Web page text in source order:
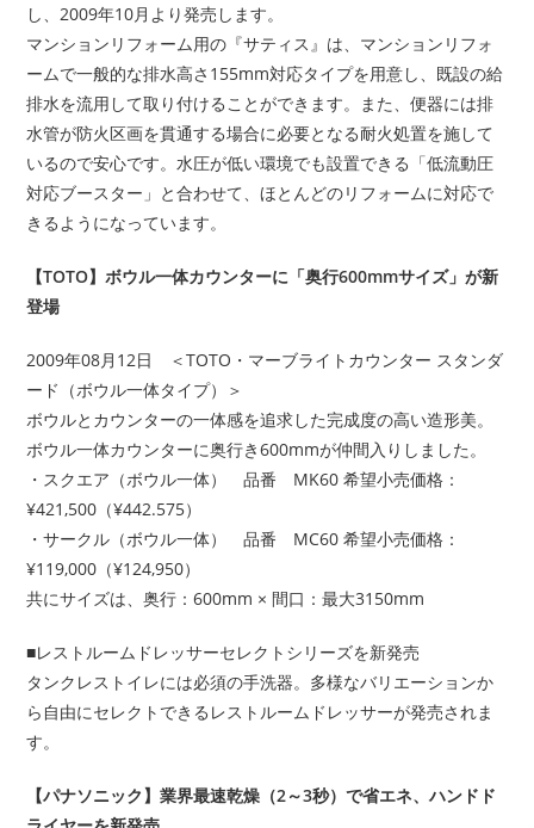
し、2009年10月より発売します。
マンションリフォーム用の『サティス』は、マンションリフォ
ームで一般的な排水高さ155mm対応タイプを用意し、既設の給
排水を流用して取り付けることができます。また、便器には排
水管が防火区画を貫通する場合に必要となる耐火処置を施して
いるので安心です。水圧が低い環境でも設置できる「低流動圧
対応ブースター」と合わせて、ほとんどのリフォームに対応で
きるようになっています。
【TOTO】ボウル一体カウンターに「奥行600mmサイズ」が新
登場
2009年08月12日 ＜TOTO・マーブライトカウンター スタンダ
ード（ボウル一体タイプ）＞
ボウルとカウンターの一体感を追求した完成度の高い造形美。
ボウル一体カウンターに奥行き600mmが仲間入りしました。
・スクエア（ボウル一体） 品番 MK60 希望小売価格：
¥421,500（¥442.575）
・サークル（ボウル一体） 品番 MC60 希望小売価格：
¥119,000（¥124,950）
共にサイズは、奥行：600mm × 間口：最大3150mm
■レストルームドレッサーセレクトシリーズを新発売
タンクレストイレには必須の手洗器。多様なバリエーションか
ら自由にセレクトできるレストルームドレッサーが発売されま
す。
【パナソニック】業界最速乾燥（2～3秒）で省エネ、ハンドド